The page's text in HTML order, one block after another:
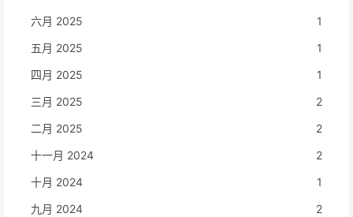
六月 2025
1
五月 2025
1
四月 2025
1
三月 2025
2
二月 2025
2
十一月 2024
2
十月 2024
1
九月 2024
2